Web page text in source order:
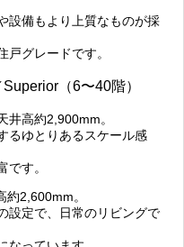
設備もより上質なものが採
戸グレードです。
（6〜40階）
井高約2,900mm。
るゆとりあるスケール感
す。
約2,600mm。
設定で、日常のリビングで